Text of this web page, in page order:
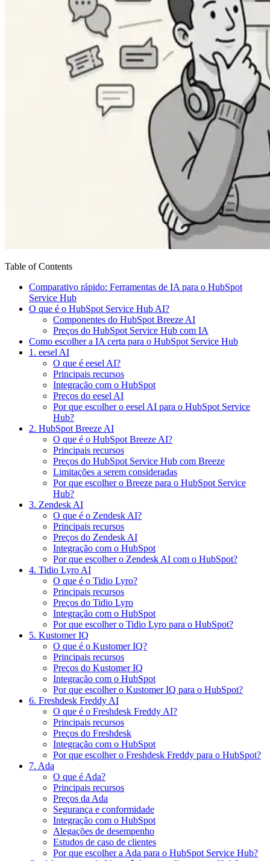
Table of Contents
Comparativo rápido: Ferramentas de IA para o HubSpot
Service Hub
O que é o HubSpot Service Hub AI?
Componentes do HubSpot Breeze AI
Preços do HubSpot Service Hub com IA
Como escolher a IA certa para o HubSpot Service Hub
1. eesel AI
O que é eesel AI?
Principais recursos
Integração com o HubSpot
Preços do eesel AI
Por que escolher o eesel AI para o HubSpot Service
Hub?
2. HubSpot Breeze AI
O que é o HubSpot Breeze AI?
Principais recursos
Preços do HubSpot Service Hub com Breeze
Limitações a serem consideradas
Por que escolher o Breeze para o HubSpot Service
Hub?
3. Zendesk AI
O que é o Zendesk AI?
Principais recursos
Preços do Zendesk AI
Integração com o HubSpot
Por que escolher o Zendesk AI com o HubSpot?
4. Tidio Lyro AI
O que é o Tidio Lyro?
Principais recursos
Preços do Tidio Lyro
Integração com o HubSpot
Por que escolher o Tidio Lyro para o HubSpot?
5. Kustomer IQ
O que é o Kustomer IQ?
Principais recursos
Preços do Kustomer IQ
Integração com o HubSpot
Por que escolher o Kustomer IQ para o HubSpot?
6. Freshdesk Freddy AI
O que é o Freshdesk Freddy AI?
Principais recursos
Preços do Freshdesk
Integração com o HubSpot
Por que escolher o Freshdesk Freddy para o HubSpot?
7. Ada
O que é Ada?
Principais recursos
Preços da Ada
Segurança e conformidade
Integração com o HubSpot
Alegações de desempenho
Estudos de caso de clientes
Por que escolher a Ada para o HubSpot Service Hub?